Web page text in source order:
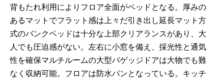
背もたれ利用によりフロア全面がベッドとなる。厚みの
あるマットでフラット感は上々だ引き出し延長マット方
式のバンクベッドは十分な上部クリアランスがあり、大
人でも圧迫感がない。左右に小窓を備え、採光性と通気
性を確保マルチルームの大型バゲッジドアは大物でも難
なく収納可能。フロアは防水パンとなっている。キッチ